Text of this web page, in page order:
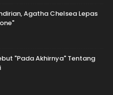
Agatha Chelsea Lepas
"Pada Akhirnya" Tentang